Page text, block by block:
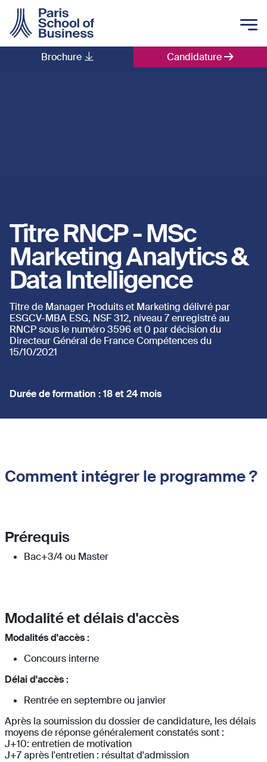
Candidature
Brochure
Titre RNCP - MSc
Marketing Analytics &
Data Intelligence
Titre de Manager Produits et Marketing délivré par
ESGCV-MBA ESG, NSF 312, niveau 7 enregistré au
RNCP sous le numéro 3596 et 0 par décision du
Directeur Général de France Compétences du
15/10/2021
Durée de formation : 18 et 24 mois
Comment intégrer le programme ?
Prérequis
Bac+3/4 ou Master
Modalité et délais d'accès
Modalités d'accès :
Concours interne
Délai d'accès :
Rentrée en septembre ou janvier
Après la soumission du dossier de candidature, les délais
moyens de réponse généralement constatés sont :
J+10: entretien de motivation
J+7 après l'entretien : résultat d'admission